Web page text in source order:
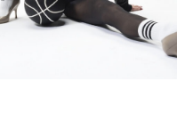
Portfolios suivants